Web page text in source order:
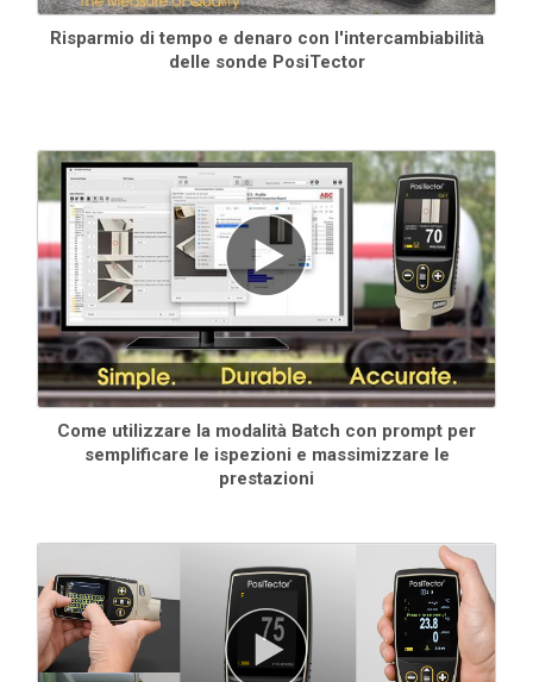
Risparmio di tempo e denaro con l'intercambiabilità
delle sonde PosiTector
Come utilizzare la modalità Batch con prompt per
semplificare le ispezioni e massimizzare le
prestazioni